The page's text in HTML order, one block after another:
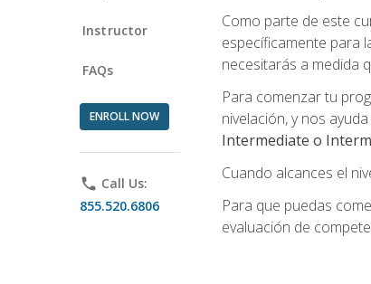
Instructor
FAQs
ENROLL NOW
phone Call Us:
855.520.6806
Como parte de este
específicamente para
necesitarás a medida
Para comenzar tu
nivelación, y nos
Intermediate o
Cuando alcances el
Para que puedas
evaluación de